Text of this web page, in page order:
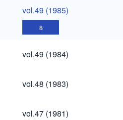
vol.49
(1985)
vol.49 (1985)
8
vol.49
(1984)
vol.49 (1984)
vol.48
(1983)
vol.48 (1983)
vol.47
vol.47 (1981)